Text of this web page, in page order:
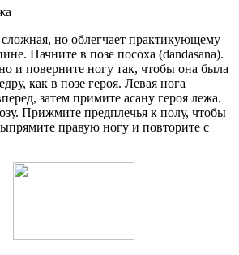
но облегчает практикующему
Начните в позе посоха (dandasana).
и поверните ногу так, чтобы она была
как в позе героя. Левая нога
затем примите асану героя лежа.
Прижмите предплечья к полу, чтобы
правую ногу и повторите с